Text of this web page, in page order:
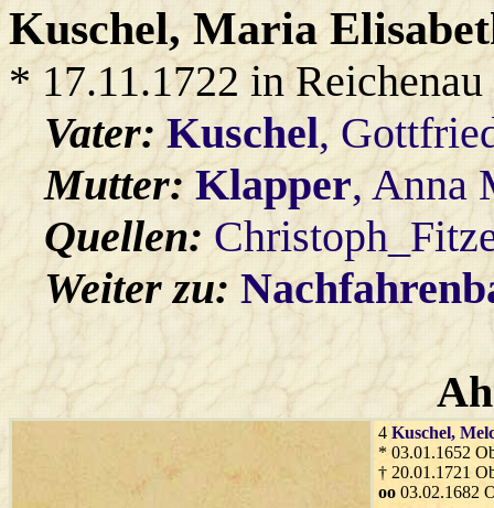
Kuschel, Maria
* 17.11.1722 in Reichenau
Vater:Kuschel,
Mutter:Klapper, Anna
Quellen:
Weiter zu:
4 Kuschel,
* 03.01.1652
† 20.01.1721
oo 03.02.1682